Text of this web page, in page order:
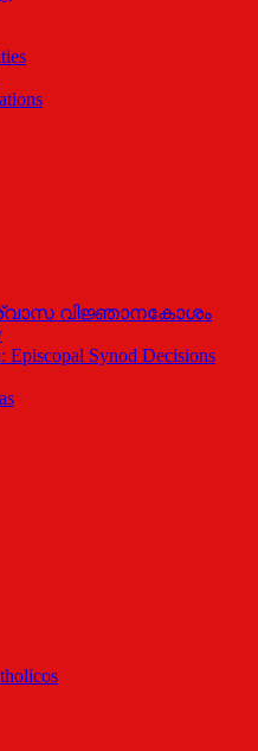
വിജ്ഞാനകോശം
Episcopal Synod Decisions